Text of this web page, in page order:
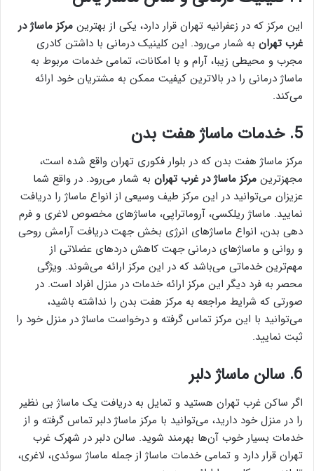
این مرکز که در زعفرانیه تهران قرار دارد، یکی از بهترین مرکز ماساژ در
غرب تهران به شمار می‌رود. این کلینیک درمانی با داشتن کادری
مجرب و محیطی زیبا، آرام و با امکانات، تمامی خدمات مربوط به
ماساژ درمانی را در بالا‌ترین کیفیت ممکن به مشتریان خود ارائه
می‌کند.
5. خدمات ماساژ هفت بدن
مرکز ماساژ هفت بدن که در بلوار فکوری تهران واقع شده است،
مجهزترین مرکز ماساژ در غرب تهران به شمار می‌رود. در واقع شما
عزیزان می‌توانید در این مرکز طیف وسیعی از انواع ماساژ را دریافت
نمایید. ماساژ ریلکسی، آروماتراپی، ماساژ‌های مخصوص لاغری و فرم
دهی بدن، انواع ماساژ‌های انرژی بخش جهت دریافت آرامش روحی
و روانی و ماساژ‌های درمانی جهت کاهش درد‌های عضلاتی از
مهم‌ترین خدماتی می‌باشد که در این مرکز ارائه می‌شوند. ویژگی
محصر به فرد دیگر این مرکز ارائه خدمات در منزل افراد است. در
صورتی که شرایط مراجعه به مرکز هفت بدن را نداشته باشید،
می‌توانید با این مرکز تماس گرفته و درخواست ماساژ در منزل خود را
ثبت نمایید.
6. سالن ماساژ دلبر
اگر ساکن غرب تهران هستید و تمایل به دریافت یک ماساژ بی نظیر
را در منزل خود دارید، می‌توانید با مرکز ماساژ دلبر تماس گرفته و از
خدمات بسیار خوب آن‌ها بهرمند شوید. سالن دلبر در شهرک غرب
تهران قرار دارد و تمامی خدمات ماساژ از جمله ماساژ سوئدی، لاغری،